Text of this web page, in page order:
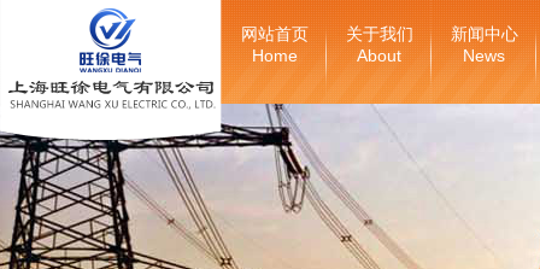
网站首页
Home
关于我们
About
新闻中心
News